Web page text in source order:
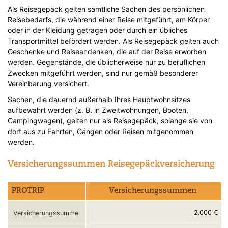
Als Reisegepäck gelten sämtliche Sachen des persönlichen
Reisebedarfs, die während einer Reise mitgeführt, am Körper
oder in der Kleidung getragen oder durch ein übliches
Transportmittel befördert werden. Als Reisegepäck gelten auch
Geschenke und Reiseandenken, die auf der Reise erworben
werden. Gegenstände, die üblicherweise nur zu beruflichen
Zwecken mitgeführt werden, sind nur gemäß besonderer
Vereinbarung versichert.
Sachen, die dauernd außerhalb Ihres Hauptwohnsitzes
aufbewahrt werden (z. B. in Zweitwohnungen, Booten,
Campingwagen), gelten nur als Reisegepäck, solange sie von
dort aus zu Fahrten, Gängen oder Reisen mitgenommen
werden.
Versicherungssummen Reisegepäckversicherung
PROTRIP Versicherungssummen
Versicherungssumme 2.000 €